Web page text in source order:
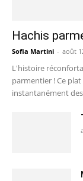
Hachis
Sofia Martini - août
L'histoire
parmentier ! Ce
instantanément